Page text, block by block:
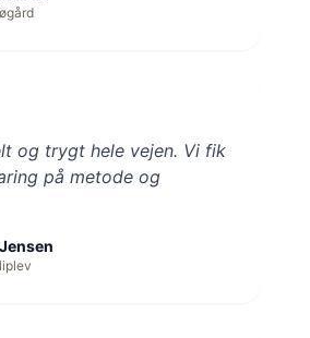
og trygt hele vejen. Vi fik
på metode og